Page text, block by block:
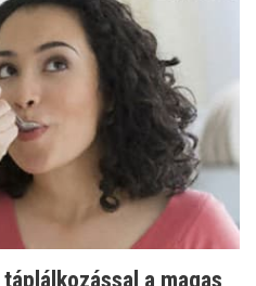
a magas